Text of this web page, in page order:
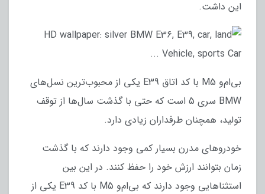
این داشت.
بی‌ام‌و M5 با کد اتاق E39 یکی از محبوب‌ترین نسل‌های
BMW سری 5 است که حتی با گذشت سال‌ها از توقف
تولید، همچنان طرفداران زیادی دارد.
خودروهای مدرن بسیار کمی وجود دارند که با گذشت
زمان بتوانند ارزش خود را حفظ کنند. در این بین
استثناهایی وجود دارند که بی‌ام‌و M5 با کد E39 یکی از